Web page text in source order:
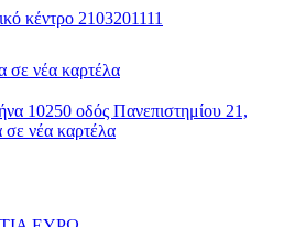
κέντρο 2103201111
σε νέα καρτέλα
10250 οδός Πανεπιστημίου 21,
σε νέα καρτέλα